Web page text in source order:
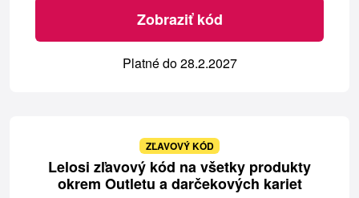
Zobraziť kód
Platné do 28.2.2027
ZĽAVOVÝ KÓD
Lelosi zľavový kód na všetky produkty
okrem Outletu a darčekových kariet